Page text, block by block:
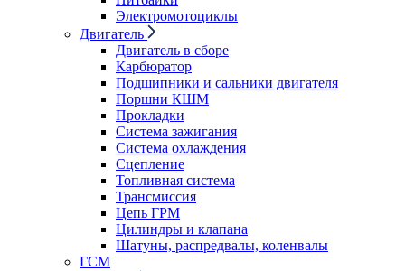
Электромотоциклы
Двигатель
Двигатель в сборе
Карбюратор
Подшипники и сальники двигателя
Поршни КШМ
Прокладки
Система зажигания
Система охлаждения
Сцепление
Топливная система
Трансмиссия
Цепь ГРМ
Цилиндры и клапана
Шатуны, распредвалы, коленвалы
ГСМ